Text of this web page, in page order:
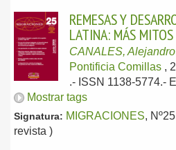
REMESAS Y
LATINA: MÁS
CANALES, Alejandro
Pontificia Comillas ,
.- ISSN 1138-5774.-
Mostrar tags
Signatura: MIGRACIONES,
revista )